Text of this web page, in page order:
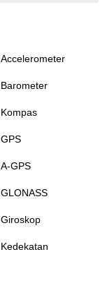
Accelerometer
Barometer
Kompas
GPS
A-GPS
GLONASS
Giroskop
Kedekatan